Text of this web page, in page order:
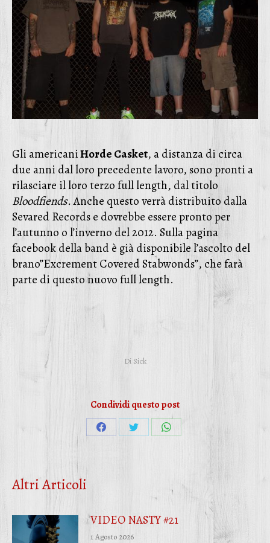
Gli americaniHorde Casket, a distanza di circa
due anni dal loro precedente lavoro, sono pronti a
rilasciare il loro terzo full length, dal titolo
Bloodfiends.Anche questo verrà distribuito dalla
Sevared Records e dovrebbe essere pronto per
l’autunno o l’inverno del 2012. Sulla pagina
facebook della band è già disponibile l’ascolto del
brano”Excrement Covered Stabwonds”, che farà
parte di questo nuovo full length.
Di Sick
Condividi questo post
CondividiCondividiCondividi
Altri Articoli
VIDEO NASTY #21
1 Agosto 2026